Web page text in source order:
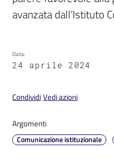
s
a
r
I
o
a
avanzata dall’Istituto
Data:
24 aprile 2024
CondividiVedi azioni
Argomenti
Comunicazione istituzionale